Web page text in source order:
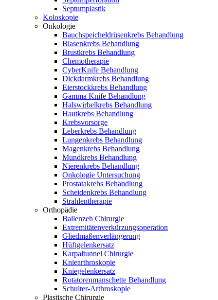
Septumplastik
Koloskopie
Onkologie
Bauchspeicheldrüsenkrebs Behandlung
Blasenkrebs Behandlung
Brustkrebs Behandlung
Chemotherapie
CyberKnife Behandlung
Dickdarmkrebs Behandlung
Eierstockkrebs Behandlung
Gamma Knife Behandlung
Halswirbelkrebs Behandlung
Hautkrebs Behandlung
Krebsvorsorge
Leberkrebs Behandlung
Lungenkrebs Behandlung
Magenkrebs Behandlung
Mundkrebs Behandlung
Nierenkrebs Behandlung
Onkologie Untersuchung
Prostatakrebs Behandlung
Scheidenkrebs Behandlung
Strahlentherapie
Orthopädie
Ballenzeh Chirurgie
Extremitätenverkürzungsoperation
Gliedmaßenverlängerung
Hüftgelenkersatz
Karpaltunnel Chirurgie
Kniearthroskopie
Kniegelenkersatz
Rotatorenmanschette Behandlung
Schulter-Arthroskopie
Plastische Chirurgie